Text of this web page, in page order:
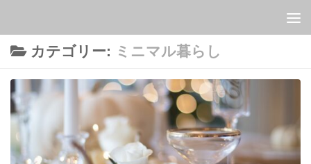
カテゴリー: ミニマル暮らし